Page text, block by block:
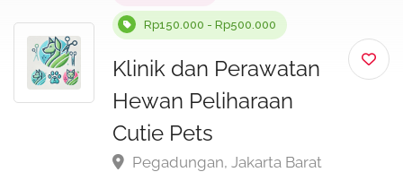
Rp150.000 - Rp500.000
Klinik dan Perawatan
Hewan Peliharaan
Cutie Pets
Pegadungan, Jakarta Barat